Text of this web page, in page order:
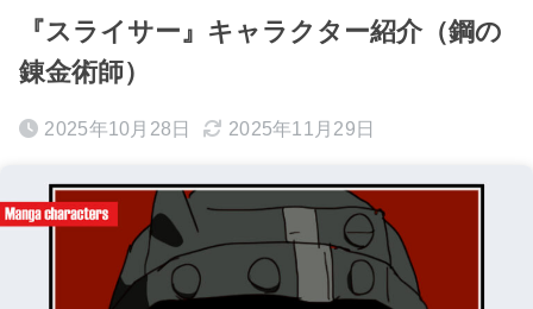
『スライサー』キャラクター紹介（鋼の
錬金術師）
2025年10月28日 2025年11月29日